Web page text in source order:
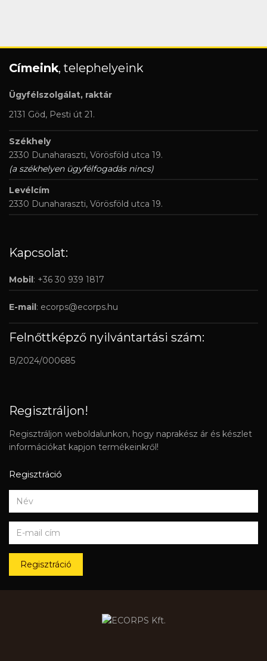
Címeink, telephelyeink
Ügyfélszolgálat, raktár
2131 Göd, Pesti út 21.
Székhely
2330 Dunaharaszti, Vörösföld utca 19.
(a székhelyen ügyfélfogadás nincs)
Levélcím
2330 Dunaharaszti, Vörösföld utca 19.
Kapcsolat:
Mobil: +36 30 939 1817
E-mail: ecorps@ecorps.hu
Felnőttképző nyilvántartási szám:
B/2024/000685
Regisztráljon!
Regisztráljon weboldalunkon, hogy naprakész ár és készlet
információkat kapjon termékeinkről!
Regisztráció
Regisztráció